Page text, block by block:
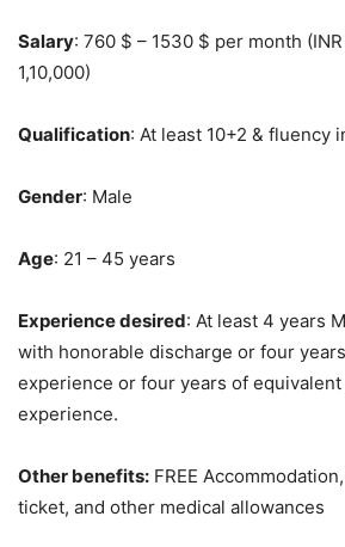
Salary: 760 $ – 1530 $ per month
1,10,000)
Qualification: At least 10+2 & fluency
Gender: Male
Age: 21 – 45 years
Experience desired: At least 4 years
with honorable discharge or four
experience or four years of
experience.
Other benefits: FREE
ticket, and other medical allowances